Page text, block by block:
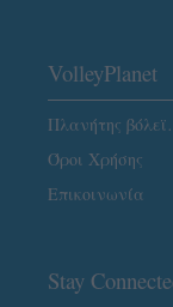
VolleyPlanet
Πλανήτης
Όροι Χρήσης
Επικοινωνία
Stay